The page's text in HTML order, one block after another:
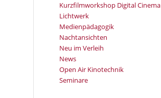
Kurzfilmworkshop Digital Cinema
Lichtwerk
Medienpädagogik
Nachtansichten
Neu im Verleih
News
Open Air Kinotechnik
Seminare